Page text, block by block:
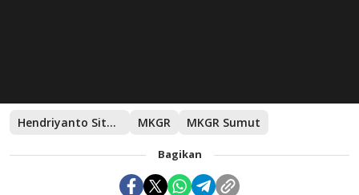
Hendriyanto Sitorus MKGR MKGR Sumut
Bagikan